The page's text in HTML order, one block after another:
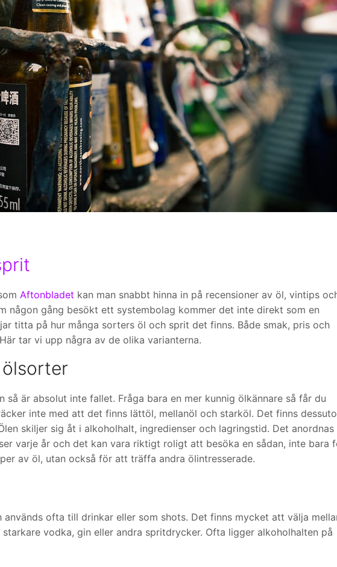
Aftonbladet kan man snabbt hinna in på recensioner av öl, vintips
någon gång besökt ett systembolag kommer det inte direkt som en
titta på hur många sorters öl och sprit det finns. Både smak, pris och
tar vi upp några av de olika varianterna.
så är absolut inte fallet. Fråga bara en mer kunnig ölkännare så får du
inte med att det finns lättöl, mellanöl och starköl. Det finns
skiljer sig åt i alkoholhalt, ingredienser och lagringstid. Det anordnas
varje år och det kan vara riktigt roligt att besöka en sådan, inte bara
av öl, utan också för att träffa andra ölintresserade.
används ofta till drinkar eller som shots. Det finns mycket att välja
vodka, gin eller andra spritdrycker. Ofta ligger alkoholhalten på